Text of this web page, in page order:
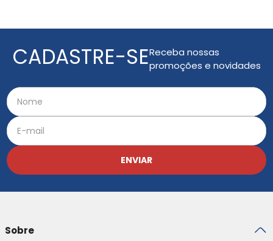
CADASTRE-SEReceba nossas
promoções e novidades
ENVIAR
Sobre